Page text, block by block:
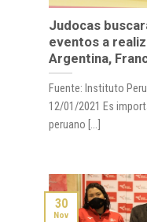
Judocas
eventos a
Argentina,
Fuente: Instituto
12/01/2021 Es
peruano [...]
30
Nov